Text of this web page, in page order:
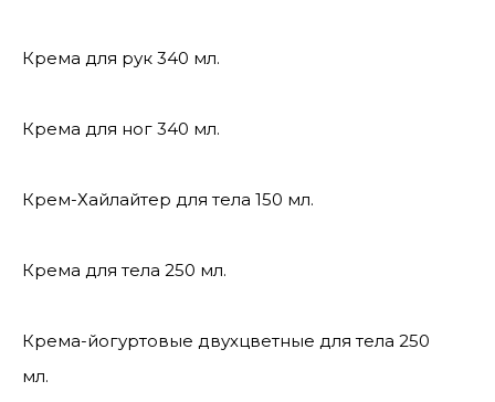
Крема для рук 340 мл.
Крема для ног 340 мл.
Крем-Хайлайтер для тела 150 мл.
Крема для тела 250 мл.
Крема-йогуртовые двухцветные для тела 250
мл.